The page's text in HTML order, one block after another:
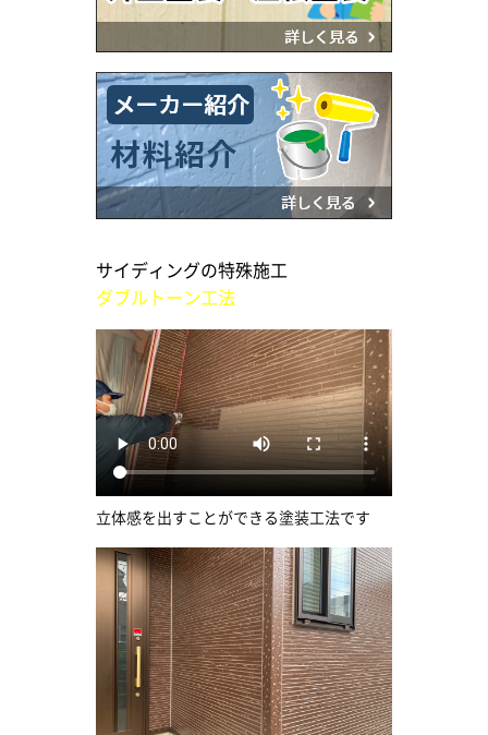
サイディングの特殊施工
ダブルトーン工法
立体感を出すことができる塗装工法です